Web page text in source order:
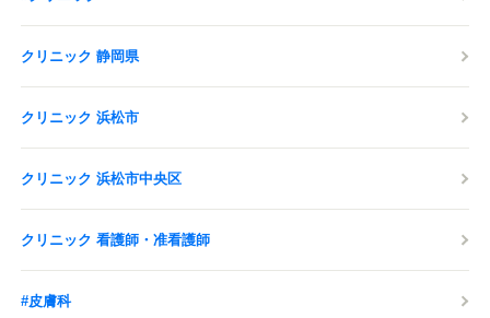
クリニック 静岡県
クリニック 浜松市
クリニック 浜松市中央区
クリニック 看護師・准看護師
#皮膚科